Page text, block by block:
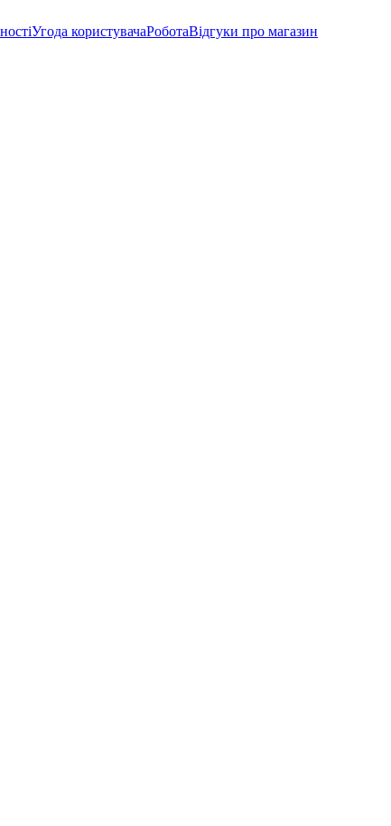
Угода користувачаРоботаВідгуки про магазин